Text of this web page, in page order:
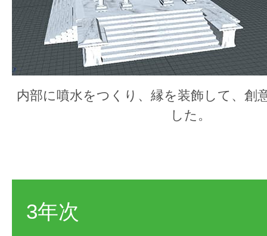
内部に噴水をつくり、縁を装飾して、創
した。
3年次